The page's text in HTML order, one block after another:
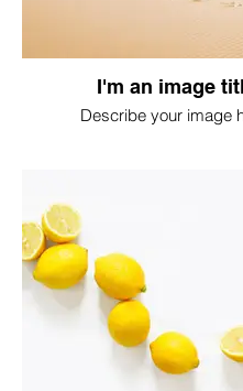
I'm an image
Describe your image